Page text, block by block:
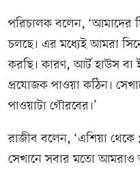
পরিচালক বলেন, ‘আমাদের
চলছে। এর মধ্যেই আমরা
করছি। কারণ, আর্ট হাউস বা
প্রযোজক পাওয়া কঠিন।
পাওয়াটা গৌরবের।’
রাজীব বলেন, ‘এশিয়া থেকে
সেখানে সবার মতো আমরাও